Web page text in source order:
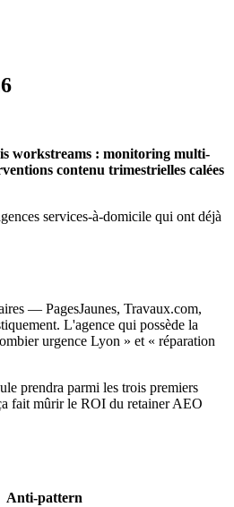
workstreams : monitoring multi-
contenu trimestrielles calées
services-à-domicile qui ont déjà
— PagesJaunes, Travaux.com,
L'agence qui possède la
urgence Lyon » et « réparation
prendra parmi les trois premiers
fait mûrir le ROI du retainer AEO
Anti-pattern